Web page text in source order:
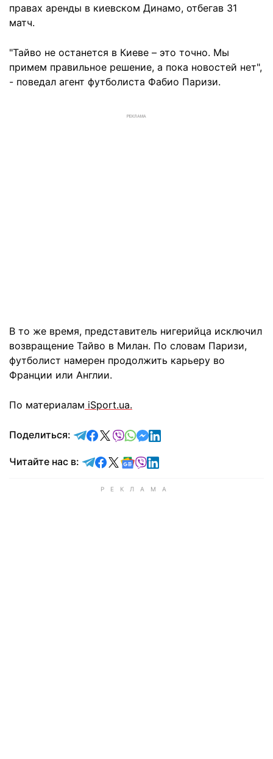
правах аренды в киевском Динамо, отбегав 31
матч.
"Тайво не останется в Киеве – это точно. Мы
примем правильное решение, а пока новостей нет",
- поведал агент футболиста Фабио Паризи.
РЕКЛАМА
В то же время, представитель нигерийца исключил
возвращение Тайво в Милан. По словам Паризи,
футболист намерен продолжить карьеру во
Франции или Англии.
По материалам iSport.ua.
Поделиться: отправить в Telegram
поделиться в Facebook
поделиться в X
отправить в Viber
отправить в Whatsapp
отправить в Messenger
отправить в LinkedIn
Читайте нас в: Читайте в Telegram
Читайте в Facebook
Читайте в X
Читайте в Google news
Читайте в Viber
Читайте в LinkedIn